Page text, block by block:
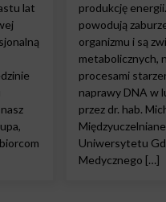
lat
produkcję
powodują
organizmu i są
metabolicznych,
procesami
naprawy DNA w
przez dr. hab.
Uniwersytetu
Medycznego […]